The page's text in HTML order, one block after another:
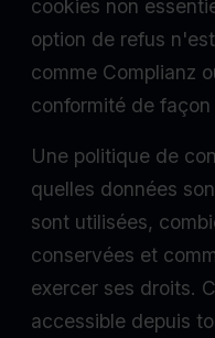
cookies non
option de refus
comme Complianz
conformité de
Une politique de
quelles données
sont utilisées,
conservées et
exercer ses droits.
accessible depuis